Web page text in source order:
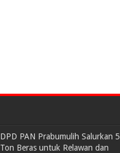
DPD PAN Prabumulih Salurkan 5
Ton Beras untuk Relawan dan